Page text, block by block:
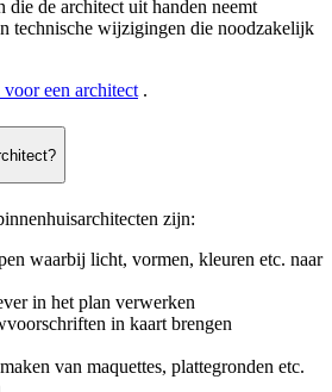
die de architect uit handen neemt
technische wijzigingen die noodzakelijk
voor een architect .
zijn:
waarbij licht, vormen, kleuren etc. naar
in het plan verwerken
in kaart brengen
van maquettes, plattegronden etc.